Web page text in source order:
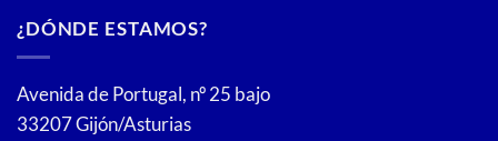
Las
opciones
se
pueden
¿DÓNDE ESTAMOS?
Avenida de Portugal, nº 25 bajo
33207 Gijón/Asturias